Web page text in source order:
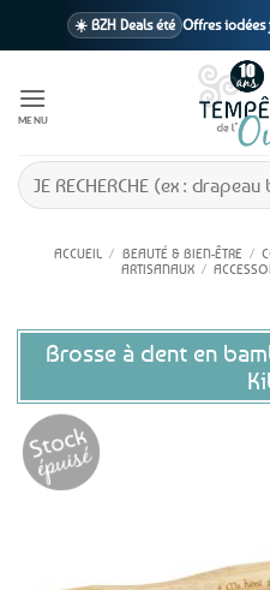
☀️ BZH Deals été Offres iodées
1 cadeau offertdès
En point relais dès
MENU
Recherche
pour :
ACCUEIL / BEAUTÉ & BIEN-ÊTRE /
ARTISANAUX /
Brosse à dent en